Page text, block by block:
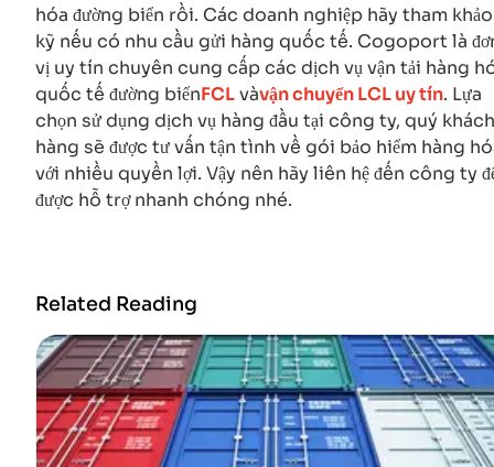
hóa đường biển rồi. Các doanh nghiệp hãy tham khảo
kỹ nếu có nhu cầu gửi hàng quốc tế. Cogoport là
vị uy tín chuyên cung cấp các dịch vụ vận tải hàng
quốc tế đường biểnFCLvàvận chuyển LCL uy tín. Lựa
chọn sử dụng dịch vụ hàng đầu tại công ty, quý khách
hàng sẽ được tư vấn tận tình về gói bảo hiểm hàng
với nhiều quyền lợi. Vậy nên hãy liên hệ đến công ty
được hỗ trợ nhanh chóng nhé.
Related Reading